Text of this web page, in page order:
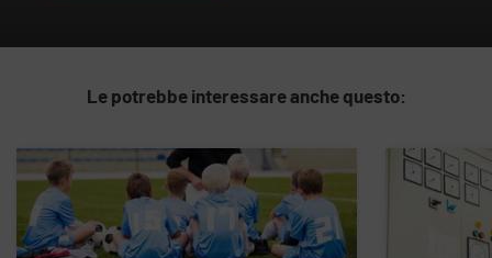
Le potrebbe interessare anche questo: